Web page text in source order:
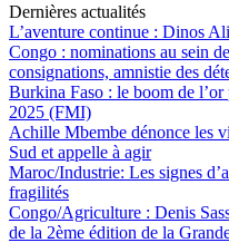
Dernières actualités
L’aventure continue : Dinos
Congo : nominations au sein
consignations, amnistie des
Burkina Faso : le boom de l’or
2025 (FMI)
Achille Mbembe dénonce les
Sud et appelle à agir
Maroc/Industrie: Les signes
fragilités
Congo/Agriculture : Denis
de la 2ème édition de la